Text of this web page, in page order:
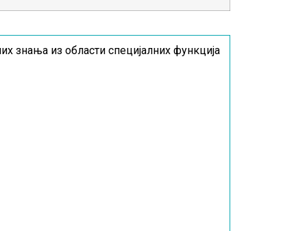
из области специјалних функција